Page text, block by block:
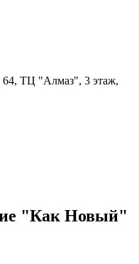
64, ТЦ "Алмаз", 3 этаж,
"Как Новый"